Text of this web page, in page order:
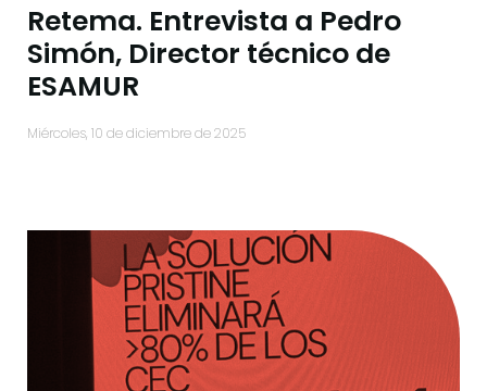
Retema. Entrevista a Pedro
Simón, Director técnico de
ESAMUR
miércoles, 10 de diciembre de 2025